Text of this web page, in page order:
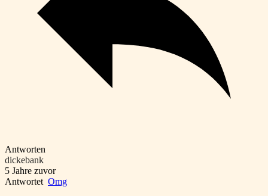
Antworten
dickebank
5 Jahre zuvor
Antwortet Omg